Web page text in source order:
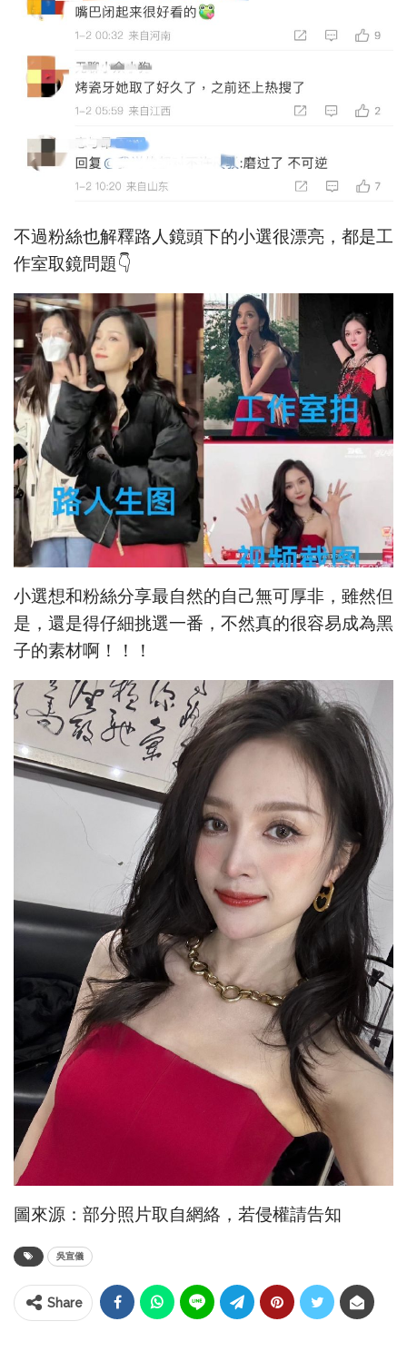
不過粉絲也解釋路人鏡頭下的小選很漂亮，都是工
作室取鏡問題👇
小選想和粉絲分享最自然的自己無可厚非，雖然但
是，還是得仔細挑選一番，不然真的很容易成為黑
子的素材啊！！！
圖來源：部分照片取自網絡，若侵權請告知
吳宣儀
Share